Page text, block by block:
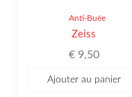
Anti-Buée
Zeiss
€9,50
Ajouter au panier